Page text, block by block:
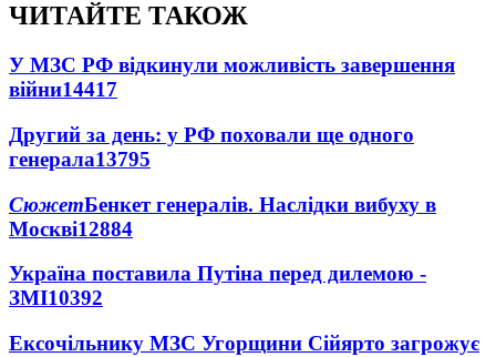
ЧИТАЙТЕ ТАКОЖ
У МЗС РФ відкинули можливість завершення
війни14417
Другий за день: у РФ поховали ще одного
генерала13795
СюжетБенкет генералів. Наслідки вибуху в
Москві12884
Україна поставила Путіна перед дилемою -
ЗМІ10392
Ексочільнику МЗС Угорщини Сійярто загрожує